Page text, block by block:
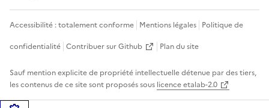
Accessibilité : totalement conforme Mentions légales Politique de
confidentialité Contribuer sur Github Plan du site
Sauf mention explicite de propriété intellectuelle détenue par des tiers,
les contenus de ce site sont proposés sous licence etalab-2.0